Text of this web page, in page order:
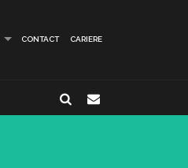
CONTACT CARIERE